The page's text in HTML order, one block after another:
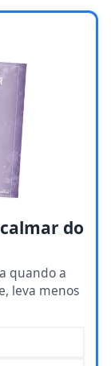
do
quando a
leva menos